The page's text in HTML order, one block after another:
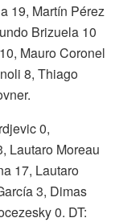
19, Martín Pérez
Brizuela 10
Mauro Coronel
8, Thiago
0,
Lautaro Moreau
17, Lautaro
3, Dimas
0. DT: